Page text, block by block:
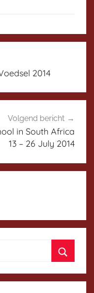
2014
Volgend bericht
in South Africa
13 – 26 July 2014